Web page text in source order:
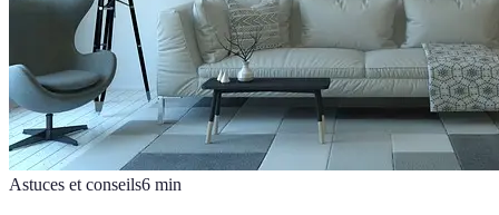
Astuces et conseils6 min